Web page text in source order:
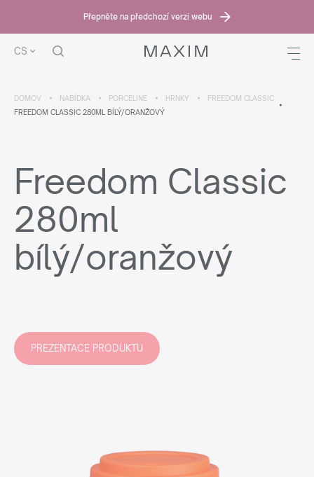
Přepněte na předchozí verzi webu
CS
DOMOV NABÍDKA PORCELINE HRNKY
FREEDOM CLASSIC
FREEDOM CLASSIC 280ML BÍLÝ/ORANŽOVÝ
Freedom Classic
280ml
bílý/oranžový
PREZENTACE PRODUKTU